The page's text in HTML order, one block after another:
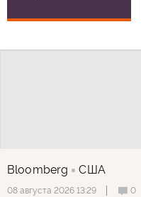
Bloomberg США
08 августа 2026 13:29 0